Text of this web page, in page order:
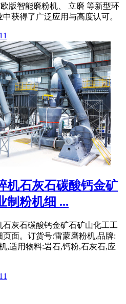
版智能磨粉机、 立磨 等新型环
获得了广泛应用与高度认可。
机石灰石碳酸钙金矿
制粉机细 ...
灰石碳酸钙金矿石矿山化工工
面。订货号:雷蒙磨粉机,品牌:
,适用物料:岩石,钙粉,石灰石,应